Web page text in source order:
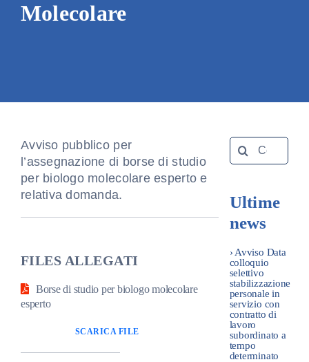
Amm.
Contatti
Molecolare
Avviso pubblico per
l’assegnazione di borse di studio
per biologo molecolare esperto e
relativa domanda.
FILES ALLEGATI
Borse di studio per biologo molecolare
esperto
SCARICA FILE
Search
for:
Ultime
news
› Avviso Data
colloquio
selettivo
stabilizzazione
personale in
servizio con
contratto di
lavoro
subordinato a
tempo
determinato